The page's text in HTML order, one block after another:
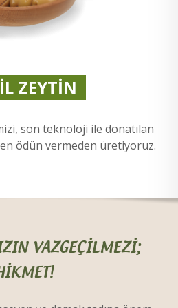
ZEYTİN
son teknoloji ile donatılan
ödün vermeden üretiyoruz.
VAZGEÇİLMEZİ;